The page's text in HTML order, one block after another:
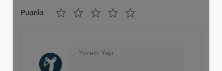
Puanla